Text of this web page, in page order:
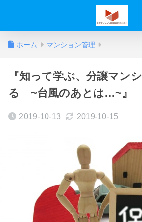
ホーム マンション管理
『知って学ぶ、分譲マン
る ~台風のあとは…~』
2019-10-13 2019-10-15